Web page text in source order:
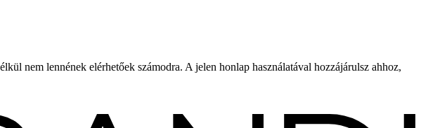
nem lennének elérhetőek számodra. A jelen honlap használatával hozzájárulsz ahhoz,